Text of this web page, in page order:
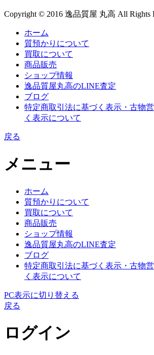
Copyright © 2016 逸品質屋 丸高 All Rights
ホーム
質預かりについて
買取について
商品販売
ショップ情報
逸品質屋丸高のLINE査定
ブログ
特定商取引法に基づく表示・古物
く表示について
戻る
メニュー
ホーム
質預かりについて
買取について
商品販売
ショップ情報
逸品質屋丸高のLINE査定
ブログ
特定商取引法に基づく表示・古物
く表示について
PC表示に切り替える
戻る
ログイン